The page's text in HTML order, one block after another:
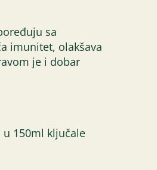
sa
imunitet, olakšava
je i dobar
150ml ključale